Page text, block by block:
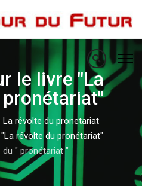
le livre "La
La révolte du pronetariat
révolte du pronétariat"
du " pronétariat "